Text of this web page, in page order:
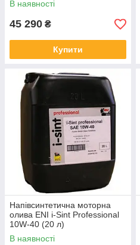
В наявності
45 290 ₴
Купити
Напівсинтетична моторна
олива ENI i-Sint Professional
10W-40 (20 л)
В наявності